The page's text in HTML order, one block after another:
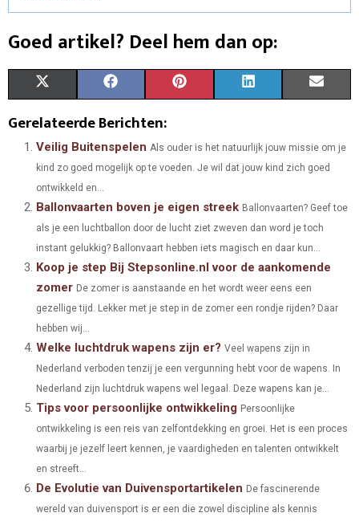
Goed artikel? Deel hem dan op:
A
R
O
T
W
I
T
E
R
)
A
R
O
C
E
O
K
A
R
O
N
T
R
S
T
A
R
O
N
K
D
N
Gerelateerde Berichten:
Veilig Buitenspelen Als ouder is het natuurlijk jouw missie om je
kind zo goed mogelijk op te voeden. Je wil dat jouw kind zich goed
ontwikkeld en...
Ballonvaarten boven je eigen streek Ballonvaarten? Geef toe
als je een luchtballon door de lucht ziet zweven dan word je toch
instant gelukkig? Ballonvaart hebben iets magisch en daar kun...
Koop je step Bij Stepsonline.nl voor de aankomende
zomer De zomer is aanstaande en het wordt weer eens een
gezellige tijd. Lekker met je step in de zomer een rondje rijden? Daar
hebben wij...
Welke luchtdruk wapens zijn er? Veel wapens zijn in
Nederland verboden tenzij je een vergunning hebt voor de wapens. In
Nederland zijn luchtdruk wapens wel legaal. Deze wapens kan je...
Tips voor persoonlijke ontwikkeling Persoonlijke
ontwikkeling is een reis van zelfontdekking en groei. Het is een proces
waarbij je jezelf leert kennen, je vaardigheden en talenten ontwikkelt
en streeft...
De Evolutie van Duivensportartikelen De fascinerende
wereld van duivensport is er een die zowel discipline als kennis